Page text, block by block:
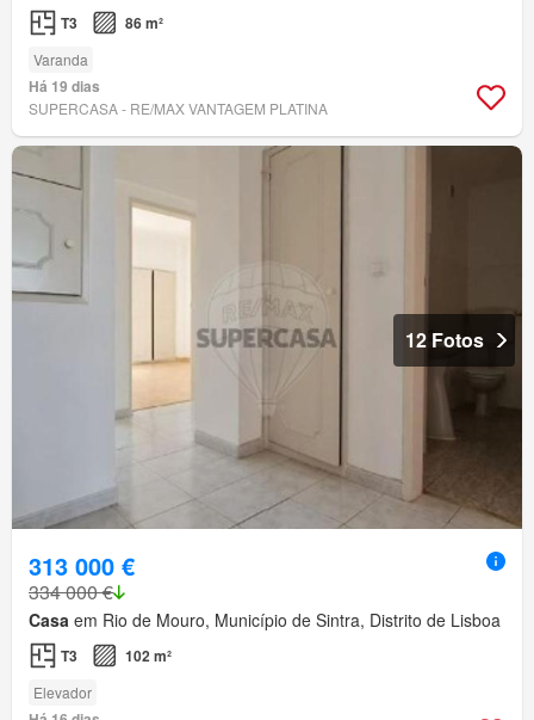
T3 86 m²
Varanda
Há 19 dias
SUPERCASA - RE/MAX VANTAGEM PLATINA
12 Fotos
313 000 €
334 000 €
Casa em Rio de Mouro, Município de Sintra, Distrito de Lisboa
T3 102 m²
Elevador